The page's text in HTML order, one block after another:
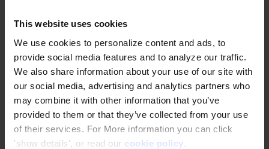
This website uses cookies
We use cookies to personalize content and ads, to
provide social media features and to analyze our traffic.
We also share information about your use of our site with
our social media, advertising and analytics partners who
may combine it with other information that you’ve
provided to them or that they’ve collected from your use
of their services. For More information you can click
'show details', or read our cookie policy
Infonet (Thailand) .,Ltd
ใช้คลาวด์ AWS อย่างมั่นใจผ่าน Hands-on
Training
KAMU KAMU Co., Ltd.
เพิ่มยอดขายถึง 80% ด้วย AWS Cloud